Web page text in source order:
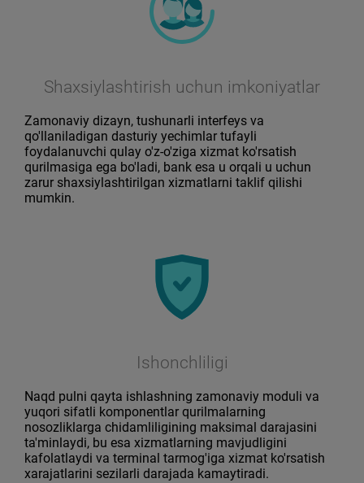
Shaxsiylashtirish uchun imkoniyatlar
Zamonaviy dizayn, tushunarli interfeys va
qo'llaniladigan dasturiy yechimlar tufayli
foydalanuvchi qulay o'z-o'ziga xizmat ko'rsatish
qurilmasiga ega bo'ladi, bank esa u orqali u uchun
zarur shaxsiylashtirilgan xizmatlarni taklif qilishi
mumkin.
Ishonchliligi
Naqd pulni qayta ishlashning zamonaviy moduli va
yuqori sifatli komponentlar qurilmalarning
nosozliklarga chidamliligining maksimal darajasini
ta'minlaydi, bu esa xizmatlarning mavjudligini
kafolatlaydi va terminal tarmog'iga xizmat ko'rsatish
xarajatlarini sezilarli darajada kamaytiradi.